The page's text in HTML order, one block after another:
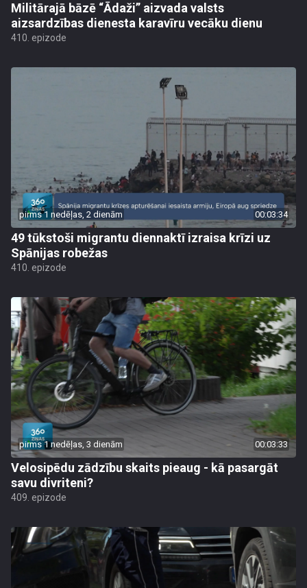
Militārajā bāzē “Ādaži” aizvada valsts
aizsardzības dienesta karavīru vecāku dienu
410. epizode
pirms 1 nedēļas, 2 dienām 00:03:34
49 tūkstoši migrantu diennaktī izraisa krīzi uz
Spānijas robežas
410. epizode
pirms 1 nedēļas, 3 dienām 00:03:33
Velosipēdu zādzību skaits pieaug - kā pasargāt
savu divriteni?
409. epizode